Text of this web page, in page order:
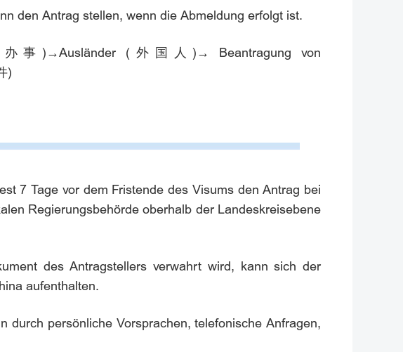
den Antrag stellen, wenn die Abmeldung erfolgt ist.
办事)→Ausländer ( 外国人)→ Beantragung von
)
7 Tage vor dem Fristende des Visums den Antrag bei
Regierungsbehörde oberhalb der Landeskreisebene
des Antragstellers verwahrt wird, kann sich der
aufenthalten.
durch persönliche Vorsprachen, telefonische Anfragen,